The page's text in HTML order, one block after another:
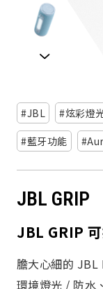
請選擇分類
JBL 炫彩燈
藍牙功能
JBL GRIP
JBL GRIP
膽大心細的
環境燈光 / 防水